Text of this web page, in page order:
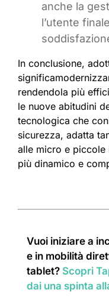
anche la
l’utente
In conclusione,
rendendola più
le nuove abitudini
tecnologica che
sicurezza, adatta
alle micro e piccole
più dinamico e
Vuoi iniziare a
e in mobilità
tablet? Scopri
dai una spinta